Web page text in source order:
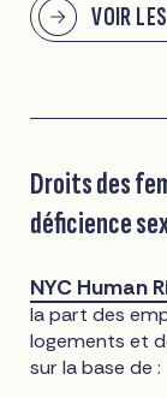
VOIR
Droits des
déficience
NYC Human
la part des
logements et
sur la base de :